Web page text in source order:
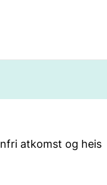
atkomst og heis